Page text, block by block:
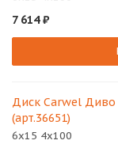
7 614₽
Диск Carwel Диво
(арт.36651)
6x15 4x100